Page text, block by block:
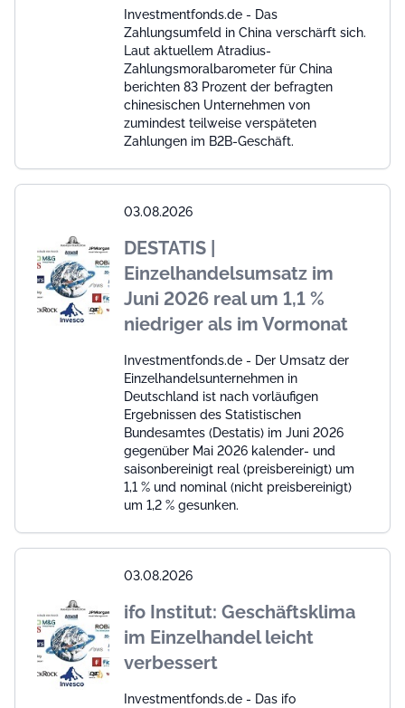
Investmentfonds.de - Das
Zahlungsumfeld in China verschärft sich.
Laut aktuellem Atradius-
Zahlungsmoralbarometer für China
berichten 83 Prozent der befragten
chinesischen Unternehmen von
zumindest teilweise verspäteten
Zahlungen im B2B-Geschäft.
03.08.2026
DESTATIS |
Einzelhandelsumsatz im
Juni 2026 real um 1,1 %
niedriger als im Vormonat
Investmentfonds.de - Der Umsatz der
Einzelhandelsunternehmen in
Deutschland ist nach vorläufigen
Ergebnissen des Statistischen
Bundesamtes (Destatis) im Juni 2026
gegenüber Mai 2026 kalender- und
saisonbereinigt real (preisbereinigt) um
1,1 % und nominal (nicht preisbereinigt)
um 1,2 % gesunken.
03.08.2026
ifo Institut: Geschäftsklima
im Einzelhandel leicht
verbessert
Investmentfonds.de - Das ifo